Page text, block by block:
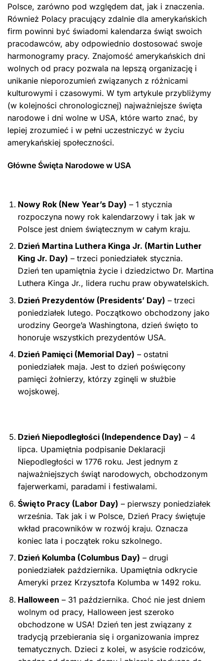
Polsce, zarówno pod względem dat, jak i znaczenia.
Również Polacy pracujący zdalnie dla amerykańskich
firm powinni być świadomi kalendarza świąt swoich
pracodawców, aby odpowiednio dostosować swoje
harmonogramy pracy. Znajomość amerykańskich dni
wolnych od pracy pozwala na lepszą organizację i
unikanie nieporozumień związanych z różnicami
kulturowymi i czasowymi. W tym artykule przybliżymy
(w kolejności chronologicznej) najważniejsze święta
narodowe i dni wolne w USA, które warto znać, by
lepiej zrozumieć i w pełni uczestniczyć w życiu
amerykańskiej społeczności.
Główne Święta Narodowe w USA
Nowy Rok (New Year’s Day) – 1 stycznia
rozpoczyna nowy rok kalendarzowy i tak jak w
Polsce jest dniem świątecznym w całym kraju.
Dzień Martina Luthera Kinga Jr. (Martin Luther
King Jr. Day) – trzeci poniedziałek stycznia.
Dzień ten upamiętnia życie i dziedzictwo Dr. Martina
Luthera Kinga Jr., lidera ruchu praw obywatelskich.
Dzień Prezydentów (Presidents’ Day) – trzeci
poniedziałek lutego. Początkowo obchodzony jako
urodziny George’a Washingtona, dzień święto to
honoruje wszystkich prezydentów USA.
Dzień Pamięci (Memorial Day) – ostatni
poniedziałek maja. Jest to dzień poświęcony
pamięci żołnierzy, którzy zginęli w służbie
wojskowej.
Dzień Niepodległości (Independence Day) – 4
lipca. Upamiętnia podpisanie Deklaracji
Niepodległości w 1776 roku. Jest jednym z
najważniejszych świąt narodowych, obchodzonym
fajerwerkami, paradami i festiwalami.
Święto Pracy (Labor Day) – pierwszy poniedziałek
września. Tak jak i w Polsce, Dzień Pracy świętuje
wkład pracowników w rozwój kraju. Oznacza
koniec lata i początek roku szkolnego.
Dzień Kolumba (Columbus Day) – drugi
poniedziałek października. Upamiętnia odkrycie
Ameryki przez Krzysztofa Kolumba w 1492 roku.
Halloween – 31 października. Choć nie jest dniem
wolnym od pracy, Halloween jest szeroko
obchodzone w USA! Dzień ten jest związany z
tradycją przebierania się i organizowania imprez
tematycznych. Dzieci z kolei, w asyście rodziców,